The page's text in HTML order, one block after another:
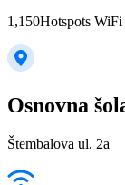
1,150Hotspots WiFi
Osnovna
Štembalova ul. 2a